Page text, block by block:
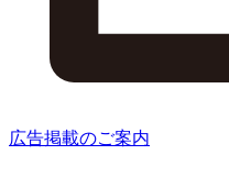
広告掲載のご案内